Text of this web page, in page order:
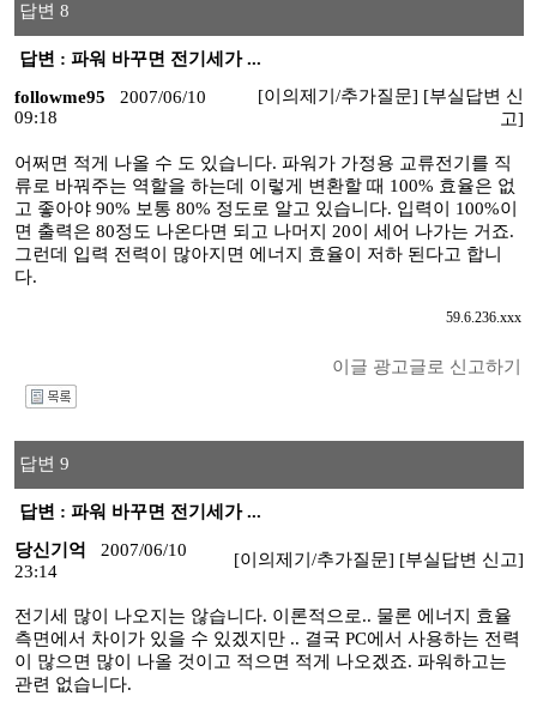
답변 8
답변 : 파워 바꾸면 전기세가 ...
followme95
2007/06/10
09:18
[이의제기/추가질문] [부실답변 신
고]
어쩌면 적게 나올 수 도 있습니다. 파워가 가정용 교류전기를 직
류로 바꿔주는 역할을 하는데 이렇게 변환할 때 100% 효율은 없
고 좋아야 90% 보통 80% 정도로 알고 있습니다. 입력이 100%이
면 출력은 80정도 나온다면 되고 나머지 20이 세어 나가는 거죠.
그런데 입력 전력이 많아지면 에너지 효율이 저하 된다고 합니
다.
59.6.236.xxx
이글 광고글로 신고하기
답변 9
답변 : 파워 바꾸면 전기세가 ...
당신기억
2007/06/10
23:14
[이의제기/추가질문] [부실답변 신고]
전기세 많이 나오지는 않습니다. 이론적으로.. 물론 에너지 효율
측면에서 차이가 있을 수 있겠지만 .. 결국 PC에서 사용하는 전력
이 많으면 많이 나올 것이고 적으면 적게 나오겠죠. 파워하고는
관련 없습니다.